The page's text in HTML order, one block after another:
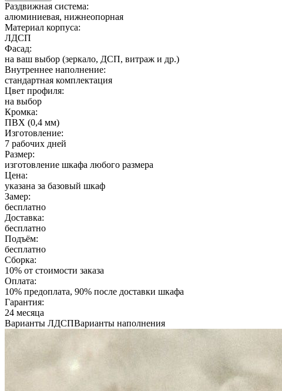
Раздвижная система:
алюминиевая, нижнеопорная
Материал корпуса:
ЛДСП
Фасад:
на ваш выбор (зеркало, ДСП, витраж и др.)
Внутреннее наполнение:
стандартная комплектация
Цвет профиля:
на выбор
Кромка:
ПВХ (0,4 мм)
Изготовление:
7 рабочих дней
Размер:
изготовление шкафа любого размера
Цена:
указана за базовый шкаф
Замер:
бесплатно
Доставка:
бесплатно
Подъём:
бесплатно
Сборка:
10% от стоимости заказа
Оплата:
10% предоплата, 90% после доставки шкафа
Гарантия:
24 месяца
Варианты ЛДСПВарианты наполнения